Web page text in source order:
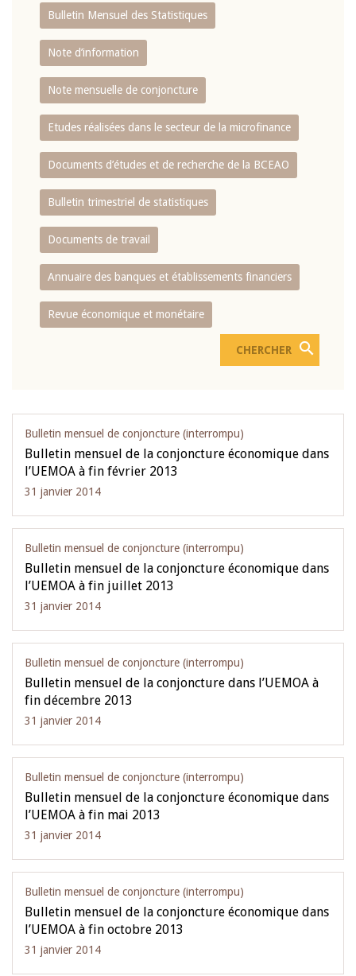
Bulletin Mensuel des Statistiques
Note d’information
Note mensuelle de conjoncture
Etudes réalisées dans le secteur de la microfinance
Documents d’études et de recherche de la BCEAO
Bulletin trimestriel de statistiques
Documents de travail
Annuaire des banques et établissements financiers
Revue économique et monétaire
Bulletin mensuel de conjoncture (interrompu)
Bulletin mensuel de la conjoncture économique dans
l’UEMOA à fin février 2013
31 janvier 2014
Bulletin mensuel de conjoncture (interrompu)
Bulletin mensuel de la conjoncture économique dans
l’UEMOA à fin juillet 2013
31 janvier 2014
Bulletin mensuel de conjoncture (interrompu)
Bulletin mensuel de la conjoncture dans l’UEMOA à
fin décembre 2013
31 janvier 2014
Bulletin mensuel de conjoncture (interrompu)
Bulletin mensuel de la conjoncture économique dans
l’UEMOA à fin mai 2013
31 janvier 2014
Bulletin mensuel de conjoncture (interrompu)
Bulletin mensuel de la conjoncture économique dans
l’UEMOA à fin octobre 2013
31 janvier 2014